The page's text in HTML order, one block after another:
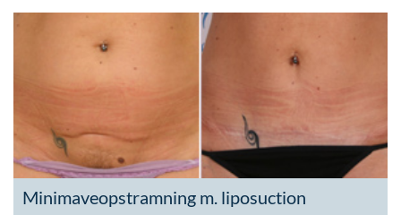
Minimaveopstramning m. liposuction